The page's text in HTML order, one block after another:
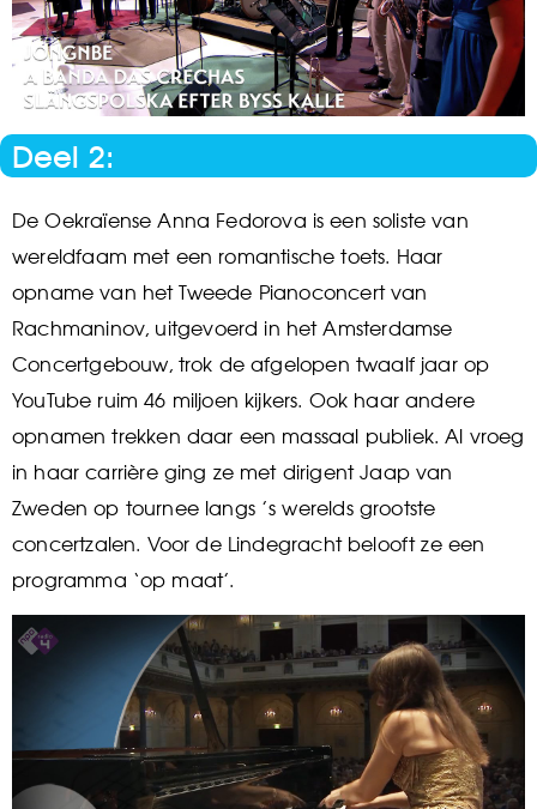
Deel 2:
De Oekraïense Anna Fedorova is een soliste van
wereldfaam met een romantische toets. Haar
opname van het Tweede Pianoconcert van
Rachmaninov, uitgevoerd in het Amsterdamse
Concertgebouw, trok de afgelopen twaalf jaar op
YouTube ruim 46 miljoen kijkers. Ook haar andere
opnamen trekken daar een massaal publiek. Al vroeg
in haar carrière ging ze met dirigent Jaap van
Zweden op tournee langs ’s werelds grootste
concertzalen. Voor de Lindegracht belooft ze een
programma ‘op maat’.